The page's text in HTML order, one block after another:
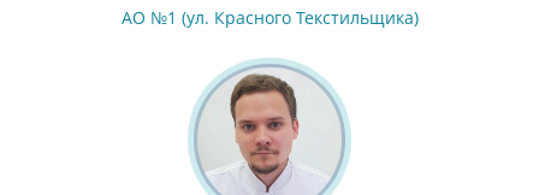
АО №1 (ул. Красного Текстильщика)